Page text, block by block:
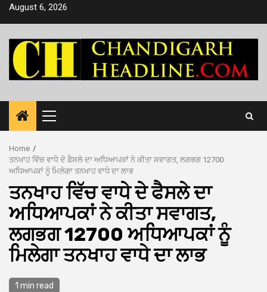
SkipAugust 6, 2026
Primary
Menu
Home
ਤਨਖਾਹ ਵਿੱਚ ਵਾਧੇ ਦੇ ਫੈਸਲੇ ਦਾ ਅਧਿਆਪਕਾਂ ਨੇ ਕੀਤਾ ਸਵਾਗਤ, ਲਗਭਗ 12700
ਅਧਿਆਪਕਾਂ ਨੂੰ ਮਿਲੇਗਾ ਤਨਖਾਹ ਵਾਧੇ ਦਾ ਲਾਭ
ਤਨਖਾਹ ਵਿੱਚ ਵਾਧੇ ਦੇ ਫੈਸਲੇ ਦਾ
ਅਧਿਆਪਕਾਂ ਨੇ ਕੀਤਾ ਸਵਾਗਤ,
ਲਗਭਗ 12700 ਅਧਿਆਪਕਾਂ ਨੂੰ
ਮਿਲੇਗਾ ਤਨਖਾਹ ਵਾਧੇ ਦਾ ਲਾਭ
1 min read